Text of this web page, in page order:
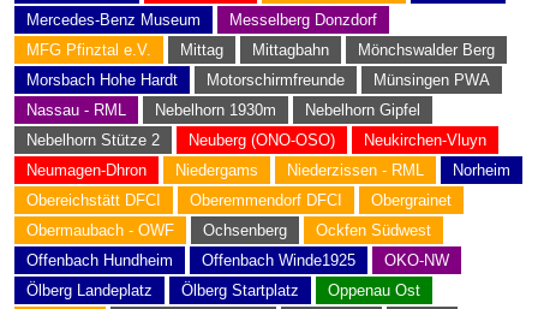
Mercedes-Benz Museum
Messelberg Donzdorf
MFG Pfinztal e.V.
Mittag Mittagbahn
Mönchswalder Berg
Morsbach Hohe Hardt
Motorschirmfreunde
Münsingen PWA
Nassau - RML
Nebelhorn 1930m
Nebelhorn Gipfel
Nebelhorn Stütze 2
Neuberg (ONO-OSO)
Neukirchen-Vluyn
Neumagen-Dhron
Niedergams Niederzissen - RML
Norheim
Obereichstätt DFCI
Oberemmendorf DFCI
Obergrainet
Obermaubach - OWF
Ochsenberg
Ockfen Südwest
Offenbach Hundheim
Offenbach Winde1925
OKO-NW
Ölberg Landeplatz
Ölberg Startplatz
Oppenau Ost